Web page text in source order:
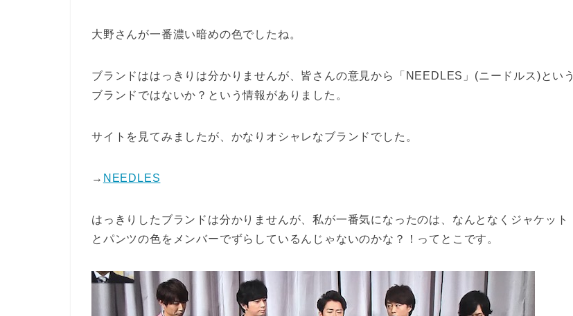
大野さんが一番濃い暗めの色でしたね。
ブランドははっきりは分かりませんが、皆さんの意見から「NEEDLES」(ニードルス)という
ブランドではないか？という情報がありました。
サイトを見てみましたが、かなりオシャレなブランドでした。
→ NEEDLES
はっきりしたブランドは分かりませんが、私が一番気になったのは、なんとなくジャケット
とパンツの色をメンバーでずらしているんじゃないのかな？！ってとこです。